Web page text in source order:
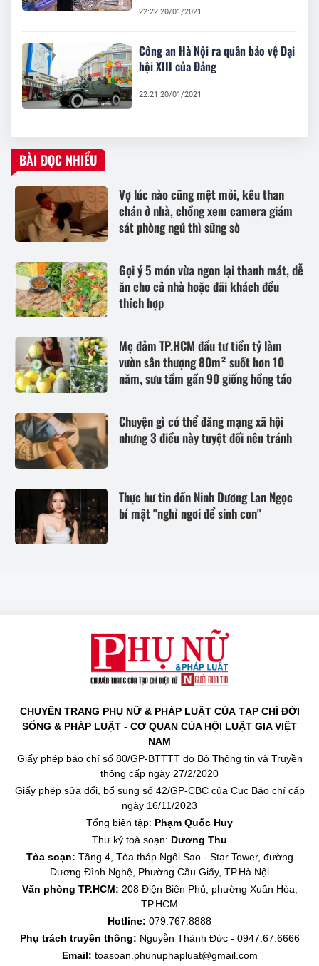
22:22 20/01/2021
Công an Hà Nội ra quân bảo vệ Đại
hội XIII của Đảng
22:21 20/01/2021
BÀI ĐỌC NHIỀU
Vợ lúc nào cũng mệt mỏi, kêu than
chán ở nhà, chồng xem camera giám
sát phòng ngủ thì sững sờ
Gợi ý 5 món vừa ngon lại thanh mát, dễ
ăn cho cả nhà hoặc đãi khách đều
thích hợp
Mẹ đảm TP.HCM đầu tư tiền tỷ làm
vườn sân thượng 80m² suốt hơn 10
năm, sưu tầm gần 90 giống hồng táo
Chuyện gì có thể đăng mạng xã hội
nhưng 3 điều này tuyệt đối nên tránh
Thực hư tin đồn Ninh Dương Lan Ngọc
bí mật "nghỉ ngơi để sinh con"
CHUYÊN TRANG PHỤ NỮ & PHÁP LUẬT CỦA TẠP CHÍ ĐỜI
SỐNG & PHÁP LUẬT - CƠ QUAN CỦA HỘI LUẬT GIA VIỆT
NAM
Giấy phép báo chí số 80/GP-BTTTT do Bộ Thông tin và Truyền
thông cấp ngày 27/2/2020
Giấy phép sửa đổi, bổ sung số 42/GP-CBC của Cục Báo chí cấp
ngày 16/11/2023
Tổng biên tập: Phạm Quốc Huy
Thư ký toà soạn: Dương Thu
Tòa soạn: Tầng 4, Tòa tháp Ngôi Sao - Star Tower, đường
Dương Đình Nghệ, Phường Cầu Giấy, TP.Hà Nội
Văn phòng TP.HCM: 208 Điện Biên Phủ, phường Xuân Hòa,
TP.HCM
Hotline: 079.767.8888
Phụ trách truyền thông: Nguyễn Thành Đức - 0947.67.6666
Email: toasoan.phunuphapluat@gmail.com